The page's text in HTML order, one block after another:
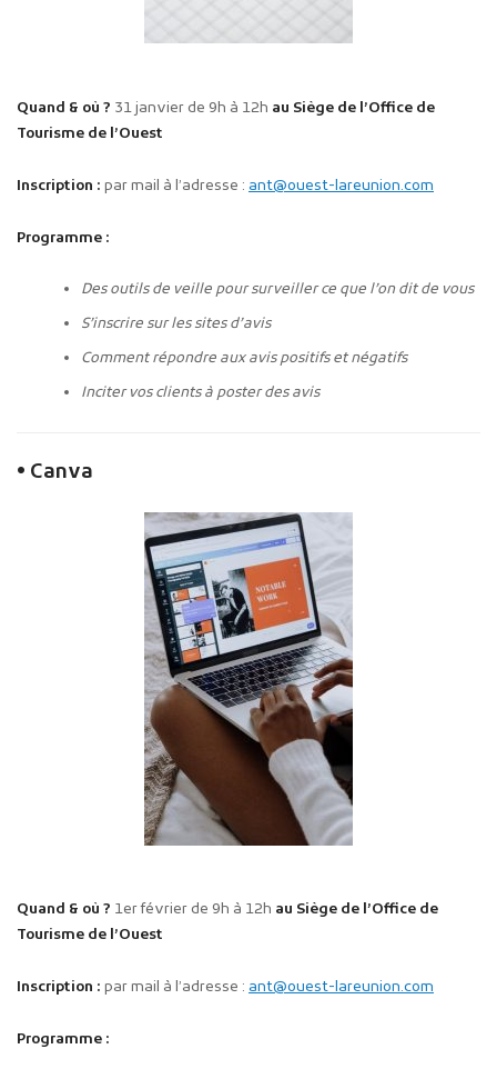
Quand & où ? 31 janvier de 9h à 12h au Siège de l’Office de
Tourisme de l’Ouest
Inscription : par mail à l’adresse : ant@ouest-lareunion.com
Programme :
Des outils de veille pour surveiller ce que l’on dit de vous
S’inscrire sur les sites d’avis
Comment répondre aux avis positifs et négatifs
Inciter vos clients à poster des avis
• Canva
Quand & où ? 1er février de 9h à 12h au Siège de l’Office de
Tourisme de l’Ouest
Inscription : par mail à l’adresse : ant@ouest-lareunion.com
Programme :